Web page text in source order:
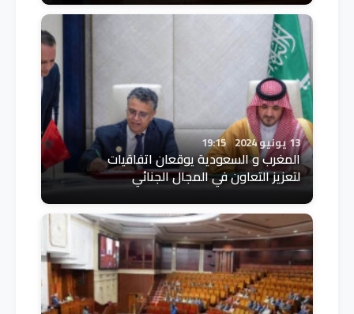
13 يونيو 2024 19:15
المغرب و السعودية يوقعان اتفاقيات
لتعزيز التعاون في المجال الجنائي